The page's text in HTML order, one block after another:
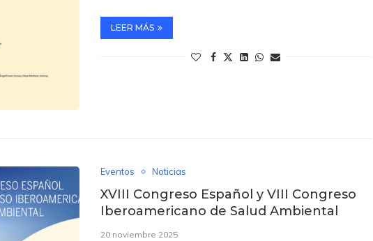
LEER MÁS
Eventos Noticias
XVIII Congreso Español y VIII Congreso
Iberoamericano de Salud Ambiental
20 noviembre 2025